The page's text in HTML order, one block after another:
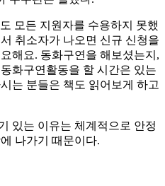
모든 지원자를 수용하지 못했
취소자가 나오면 신규 신청을
해요. 동화구연을 해보셨는지,
화구연활동을 할 시간은 있는
는 분들은 책도 읽어보게 하고
있는 이유는 체계적으로 안정
나가기 때문이다.